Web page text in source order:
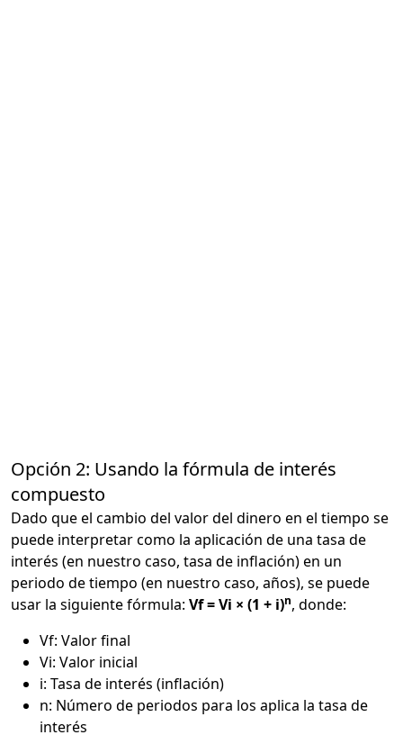
Opción 2: Usando la fórmula de interés
compuesto
Dado que el cambio del valor del dinero en el tiempo se
puede interpretar como la aplicación de una tasa de
interés (en nuestro caso, tasa de inflación) en un
periodo de tiempo (en nuestro caso, años), se puede
usar la siguiente fórmula: Vf = Vi × (1 + i)n, donde:
Vf: Valor final
Vi: Valor inicial
i: Tasa de interés (inflación)
n: Número de periodos para los aplica la tasa de
interés